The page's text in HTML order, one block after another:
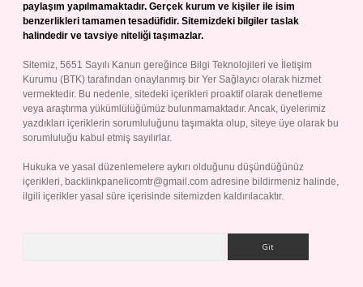
paylaşım yapılmamaktadır. Gerçek kurum ve kişiler ile isim
benzerlikleri tamamen tesadüfidir. Sitemizdeki bilgiler taslak
halindedir ve tavsiye niteliği taşımazlar.
Sitemiz, 5651 Sayılı Kanun gereğince Bilgi Teknolojileri ve İletişim
Kurumu (BTK) tarafından onaylanmış bir Yer Sağlayıcı olarak hizmet
vermektedir. Bu nedenle, sitedeki içerikleri proaktif olarak denetleme
veya araştırma yükümlülüğümüz bulunmamaktadır. Ancak, üyelerimiz
yazdıkları içeriklerin sorumluluğunu taşımakta olup, siteye üye olarak bu
sorumluluğu kabul etmiş sayılırlar.
Hukuka ve yasal düzenlemelere aykırı olduğunu düşündüğünüz
içerikleri, backlinkpanelicomtr@gmail.com adresine bildirmeniz halinde,
ilgili içerikler yasal süre içerisinde sitemizden kaldırılacaktır.